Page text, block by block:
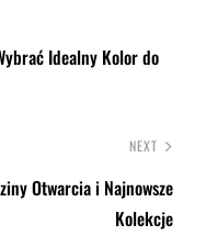
Idealny Kolor do
NEXT
Otwarcia i Najnowsze
Kolekcje